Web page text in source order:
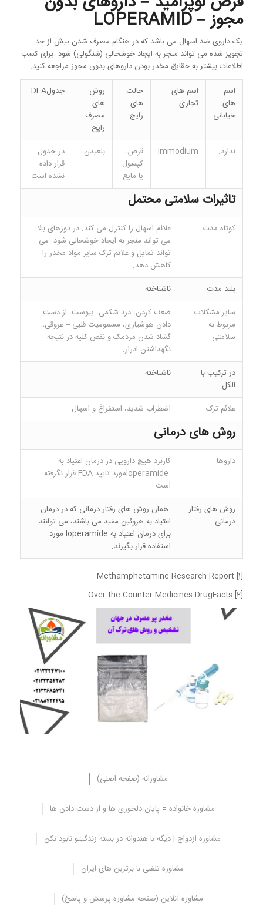
مجوز – LOPERAMID
یک داروی ضد اسهال می باشد که در هنگام مصرف شدن بیش از حد
تجویز شده می تواند منجر به ایجاد خوشحالی (شنگولی) شود. برای کسب
اطلاعات بیشتر به حقایق مخدر بودن داروهای بدون مجوز مراجعه کنید.
اسم
های
خیابانی
اسم های
تجاری
حالت
های
رایج
روش
های
مصرف
رایج
جدولDEA
ندارد. Immodium
قرص،
کپسول
یا مایع
بلعیدن
در جدول
قرار داده
نشده است
تاثیرات سلامتی محتمل
کوتاه مدت
علائم اسهال را کنترل می کند. در دوزهای بالا
می تواند منجر به ایجاد خوشحالی شود. می
تواند تمایل و علائم ترک سایر مواد مخدر را
کاهش دهد.
بلند مدت
ناشناخته
سایر مشکلات
مربوط به
سلامتی
ضعف کردن، درد شکمی، یبوست، از دست
دادن هوشیاری، مسمومیت قلبی – عروقی،
گشاد شدن مردمک و نقص کلیه در نتیجه
نگهداشتن ادرار.
در ترکیب با
الکل
ناشناخته
علائم ترک اضطراب شدید، استفراغ و اسهال.
روش های درمانی
داروها
کاربرد هیچ دارویی در درمان اعتیاد به
loperamideمورد تایید FDA قرار نگرفته
است.
روش های رفتار
درمانی
همان روش های رفتار درمانی که در درمان
اعتیاد به هروئین مفید می باشند، می توانند
برای درمان اعتیاد به loperamide مورد
استفاده قرار بگیرند.
[1] Methamphetamine Research Report
[2] Over the Counter Medicines DrugFacts
مشاورانه (صفحه اصلی)
مشاوره خانواده = پایان دلخوری ها و از دست دادن ها
مشاوره ازدواج | دیگه با هندوانه در بسته زندگیتو نابود نکن
مشاوره تلفنی با برترین های ایران
مشاوره آنلاین (صفحه مشاوره پرسش و پاسخ)
ماده مخدر جدید فن
سیکلیدین PCP
یک داروی تجزیه کننده ای می باشد که به عنوان یک داروی بی حسی
از تاثیرات معکوس جدی، مصرف آن متوقف شده است.